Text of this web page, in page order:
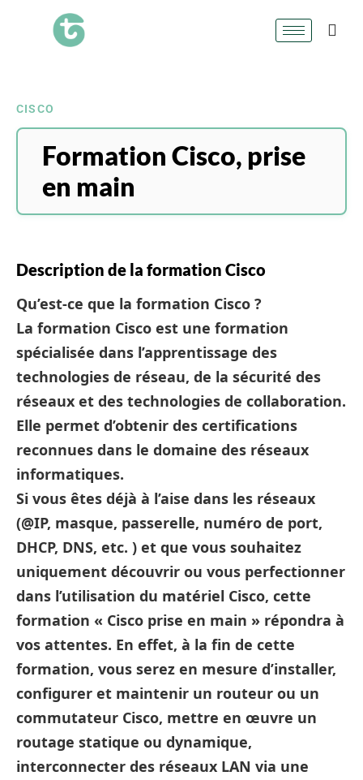
CISCO
Formation Cisco, prise
en main
Description de la formation Cisco
Qu’est-ce que la formation Cisco ?
La formation Cisco est une formation
spécialisée dans l’apprentissage des
technologies de réseau, de la sécurité des
réseaux et des technologies de collaboration.
Elle permet d’obtenir des certifications
reconnues dans le domaine des réseaux
informatiques.
Si vous êtes déjà à l’aise dans les réseaux
(@IP, masque, passerelle, numéro de port,
DHCP, DNS, etc. ) et que vous souhaitez
uniquement découvrir ou vous perfectionner
dans l’utilisation du matériel Cisco, cette
formation « Cisco prise en main » répondra à
vos attentes. En effet, à la fin de cette
formation, vous serez en mesure d’installer,
configurer et maintenir un routeur ou un
commutateur Cisco, mettre en œuvre un
routage statique ou dynamique,
interconnecter des réseaux LAN via une